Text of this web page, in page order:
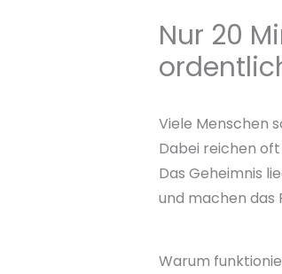
Nur 20
Viele Menschen
Dabei reichen
Das Geheimnis
und machen das
Warum